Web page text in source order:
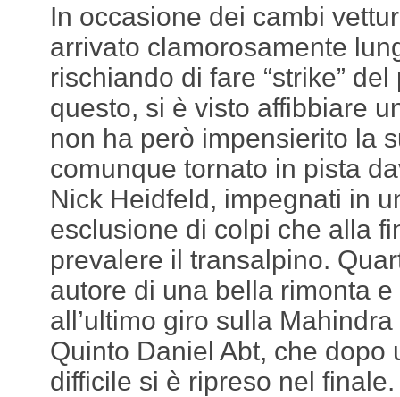
In occasione dei cambi
arrivato clamorosamente
rischiando di fare “strike”
questo, si è visto affibbiare
non ha però impensierito la
comunque tornato in pista
Nick Heidfeld, impegnati in
esclusione di colpi che alla
prevalere il transalpino.
autore di una bella rimonta
all’ultimo giro sulla
Quinto Daniel Abt, che dopo
difficile si è ripreso nel finale.